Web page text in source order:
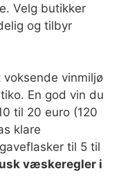
Velg butikker
og tilbyr
vinmiljø
En god vin du
til 20 euro (120
klare
til 5 til
væskeregler i